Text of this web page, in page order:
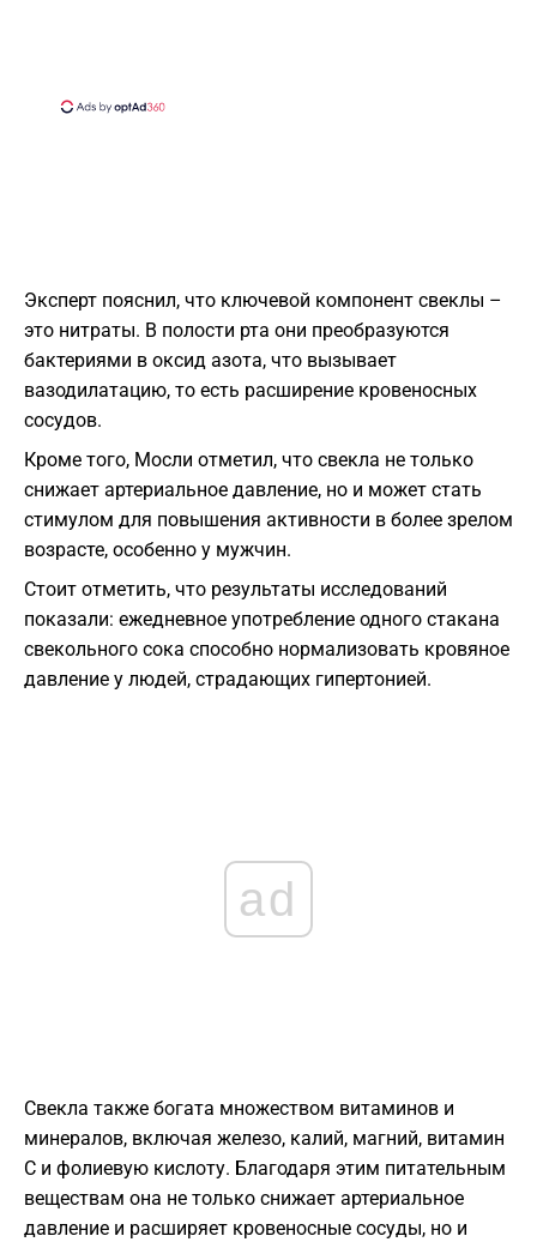
Эксперт пояснил, что ключевой компонент свеклы –
это нитраты. В полости рта они преобразуются
бактериями в оксид азота, что вызывает
вазодилатацию, то есть расширение кровеносных
сосудов.
Кроме того, Мосли отметил, что свекла не только
снижает артериальное давление, но и может стать
стимулом для повышения активности в более зрелом
возрасте, особенно у мужчин.
Стоит отметить, что результаты исследований
показали: ежедневное употребление одного стакана
свекольного сока способно нормализовать кровяное
давление у людей, страдающих гипертонией.
ad
Свекла также богата множеством витаминов и
минералов, включая железо, калий, магний, витамин
С и фолиевую кислоту. Благодаря этим питательным
веществам она не только снижает артериальное
давление и расширяет кровеносные сосуды, но и